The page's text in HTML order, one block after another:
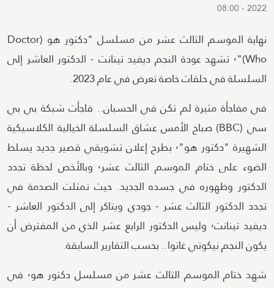
2022 - 08:00
نهاية الموسم الثالث عشر من مسلسل "دكتور هو (Doctor
Who)"٬ تشهد عودة النجم ديفيد تينانت - الدكتور العاشر إلى
السلسلة في حلقات خاصة تعرض في عام 2023.
في مفاجأة مثيرة لم تكن في الحسبان.. فاجأت شبكة بي بي
سي (BBC) صباح الأمس عشاق السلسلة الخيالية الكلاسيكية
الشهيرة "دكتور هو"٬ بطرح إعلان تشويقي قصير جديد يسلط
الضوء على ختام الموسم الثالث عشر٬ وبالأخص لحظة تجدد
الدكتور وظهوره في جسده الجديد. حيث تمثلت الصدمة في
تجدد الدكتور الثالث عشر - جودي ويتاكر إلى الدكتور العاشر -
ديفيد تينانت٬ وليس الدكتور الرابع عشر الذي من المفترض أن
يكون النجم نيكوتي غاتوا.. بحسب التقارير السابقة.
شهد ختام الموسم الثالث عشر من مسلسل دكتور هو٬ في